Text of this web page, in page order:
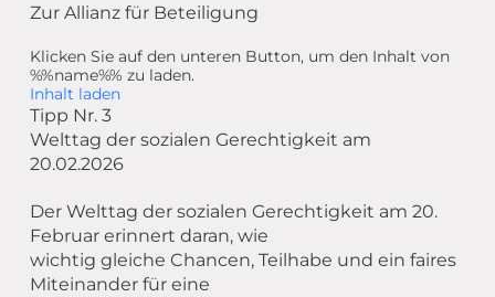
Zur Allianz für Beteiligung
Klicken Sie auf den unteren Button, um den Inhalt von
%%name%% zu laden.
Inhalt laden
Tipp Nr. 3
Welttag der sozialen Gerechtigkeit am
20.02.2026
Der Welttag der sozialen Gerechtigkeit am 20.
Februar erinnert daran, wie
wichtig gleiche Chancen, Teilhabe und ein faires
Miteinander für eine